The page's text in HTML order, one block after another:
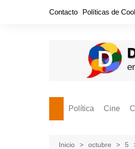
Contacto Políticas de
Política
Cabos Sueltos
Cine
Inicio octubre 5